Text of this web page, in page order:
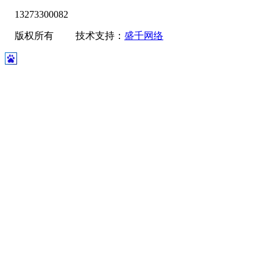
13273300082
版权所有 技术支持： 盛千网络